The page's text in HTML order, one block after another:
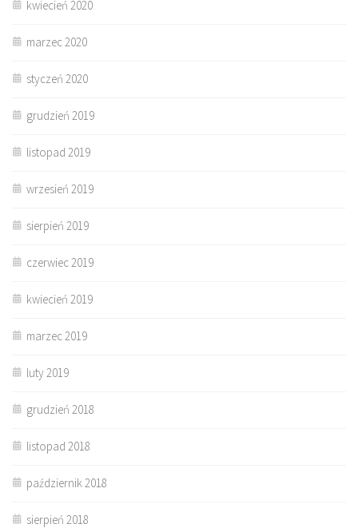
kwiecień 2020
marzec 2020
styczeń 2020
grudzień 2019
listopad 2019
wrzesień 2019
sierpień 2019
czerwiec 2019
kwiecień 2019
marzec 2019
luty 2019
grudzień 2018
listopad 2018
październik 2018
sierpień 2018